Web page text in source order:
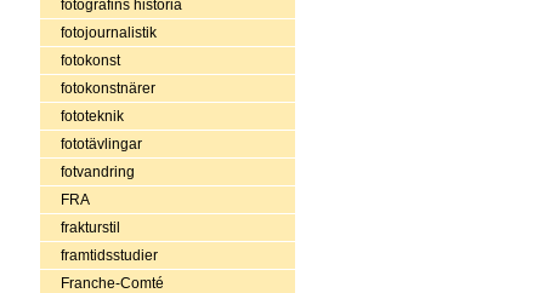
fotografins historia
fotojournalistik
fotokonst
fotokonstnärer
fototeknik
fototävlingar
fotvandring
FRA
frakturstil
framtidsstudier
Franche-Comté